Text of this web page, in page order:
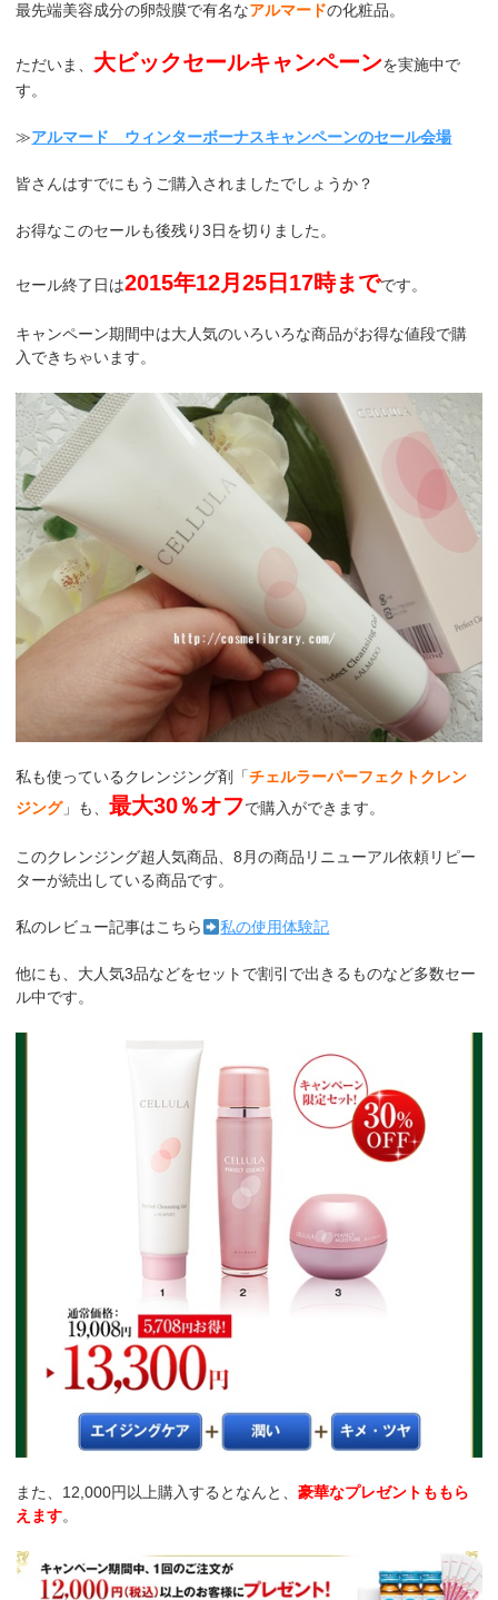
最先端美容成分の卵殻膜で有名なアルマードの化粧品。
ただいま、 大ビックセールキャンペーンを実施中で
す。
≫アルマード ウィンターボーナスキャンペーンのセール会場
皆さんはすでにもうご購入されましたでしょうか？
お得なこのセールも後残り3日を切りました。
セール終了日は2015年12月25日17時までです。
キャンペーン期間中は大人気のいろいろな商品がお得な値段で購
入できちゃいます。
私も使っているクレンジング剤「チェルラーパーフェクトクレン
ジング」も、最大30％オフで購入ができます。
このクレンジング超人気商品、8月の商品リニューアル依頼リピー
ターが続出している商品です。
私のレビュー記事はこちら 私の使用体験記
他にも、大人気3品などをセットで割引で出きるものなど多数セー
ル中です。
また、12,000円以上購入するとなんと、豪華なプレゼントももら
えます。